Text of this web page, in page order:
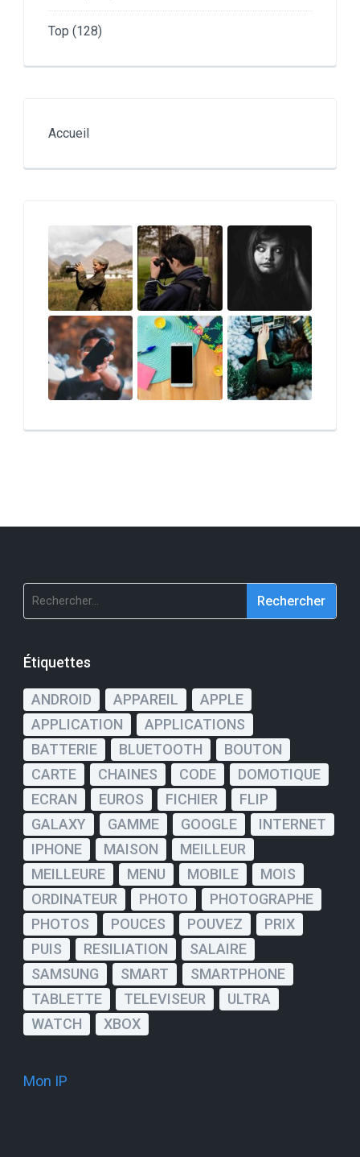
Top (128)
Accueil
Rechercher :
Étiquettes
ANDROID APPAREIL
APPLE
APPLICATION
APPLICATIONS
BATTERIE
BLUETOOTH
BOUTON
CARTE
CHAINES CODE
DOMOTIQUE
ECRAN
EUROS FICHIER
FLIP
GALAXY
GAMME GOOGLE
INTERNET
IPHONE
MAISON
MEILLEUR
MEILLEURE
MENU MOBILE
MOIS
ORDINATEUR
PHOTO
PHOTOGRAPHE
PHOTOS
POUCES POUVEZ
PRIX
PUIS
RESILIATION
SALAIRE
SAMSUNG
SMART
SMARTPHONE
TABLETTE
TELEVISEUR
ULTRA
WATCH
XBOX
Mon IP